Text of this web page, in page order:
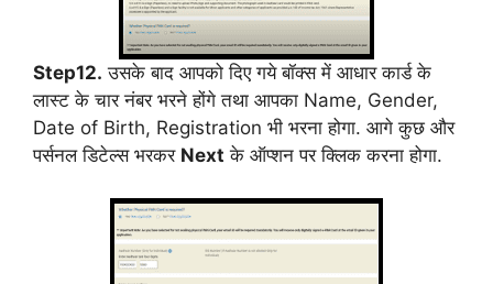
Step12. उसके बाद आपको दिए गये बॉक्स में आधार कार्ड के
लास्ट के चार नंबर भरने होंगे तथा आपका Name, Gender,
Date of Birth, Registration भी भरना होगा. आगे कुछ और
पर्सनल डिटेल्स भरकर Next के ऑप्शन पर क्लिक करना होगा.